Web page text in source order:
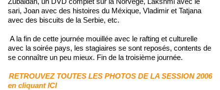
sari, Joan avec des histoires du Méxique, Vladimir et Tatjana
avec des biscuits de la Serbie, etc.
A la fin de cette journée mouillée avec le rafting et culturelle
avec la soirée pays, les stagiaires se sont reposés, contents de
se connaître un peu mieux. Fin de la troisième journée.
RETROUVEZ TOUTES LES PHOTOS DE LA SESSION 2006
en cliquant ICI